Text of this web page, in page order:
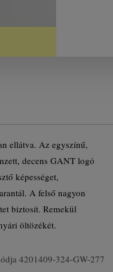
ellátva. Az egyszínű,
decens GANT logó
képességet,
A felső nagyon
biztosít. Remekül
öltözékét.
4201409-324-GW-277